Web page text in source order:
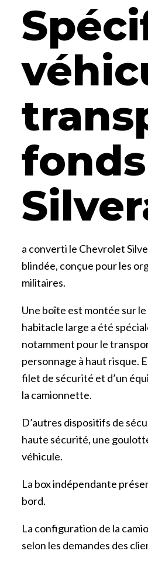
a converti le Chevrolet
blindée, conçue pour les
militaires.
Une boîte est montée sur
habitacle large a été
notamment pour le
personnage à haut risque.
filet de sécurité et d’un
la camionnette.
D’autres dispositifs de
haute sécurité, une
véhicule.
La box indépendante
bord.
La configuration de la
selon les demandes des